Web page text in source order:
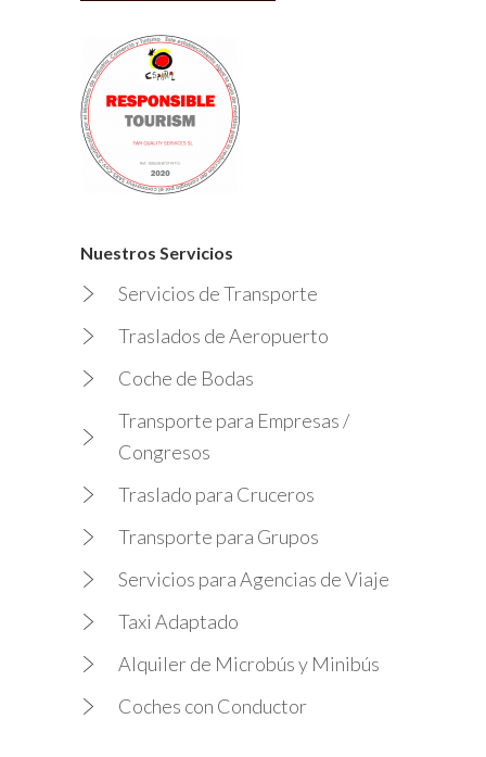
Nuestros Servicios
Servicios de Transporte
Traslados de Aeropuerto
Coche de Bodas
Transporte para Empresas /
Congresos
Traslado para Cruceros
Transporte para Grupos
Servicios para Agencias de Viaje
Taxi Adaptado
Alquiler de Microbús y Minibús
Coches con Conductor